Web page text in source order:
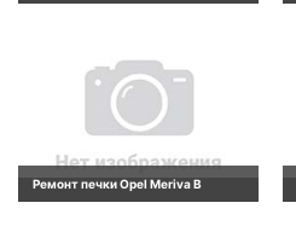
Ремонт печки Opel Meriva B